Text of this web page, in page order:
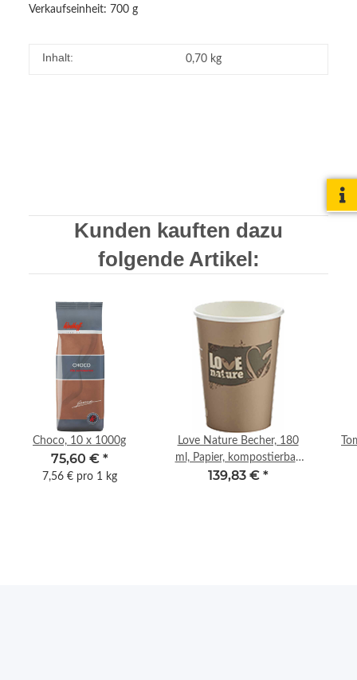
Verkaufseinheit: 700 g
Inhalt: 0,70 kg
Kunden kauften dazu
folgende Artikel:
Choco, 10 x 1000g
75,60 € *
7,56 € pro 1 kg
Love Nature Becher, 180
ml, Papier, kompostierbar,
2000 St
139,83 € *